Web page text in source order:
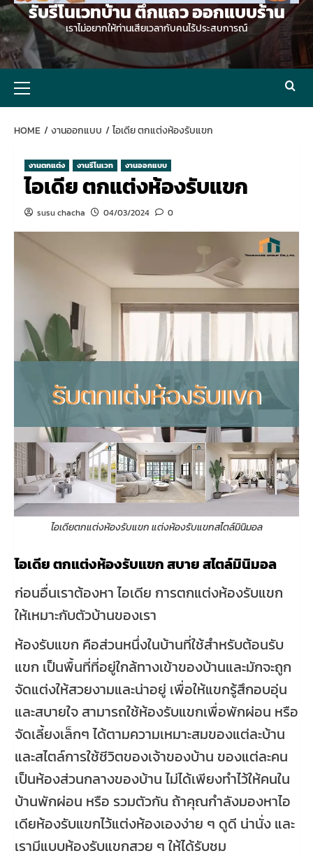
รับรีโนเวทบ้าน ตึกแถว ออกแบบร้าน
เราไม่อยากให้ท่านเสียเวลากับคนไร้ประสบการณ์
Menu
HOME งานออกแบบ ไอเดีย ตกแต่งห้องรับแขก
งานตกแต่ง งานรีโนเวท งานออกแบบ
ไอเดีย ตกแต่งห้องรับแขก
susu chacha 04/03/2024 0
ไอเดียตกแต่งห้องรับแขก แต่งห้องรับแขกสไตล์มินิมอล
ไอเดีย ตกแต่งห้องรับแขก สบาย สไตล์มินิมอล
ก่อนอื่นเราต้องหา ไอเดีย การตกแต่งห้องรับแขก
ให้เหมาะกับตัวบ้านของเรา
ห้องรับแขก คือส่วนหนึ่งในบ้านที่ใช้สำหรับต้อนรับ
แขก เป็นพื้นที่ที่อยู่ใกล้ทางเข้าของบ้านและมักจะถูก
จัดแต่งให้สวยงามและน่าอยู่ เพื่อให้แขกรู้สึกอบอุ่น
และสบายใจ สามารถใช้ห้องรับแขกเพื่อพักผ่อน หรือ
จัดเลี้ยงเล็กๆ ได้ตามความเหมาะสมของแต่ละบ้าน
และสไตล์การใช้ชีวิตของเจ้าของบ้าน ของแต่ละคน
เป็นห้องส่วนกลางของบ้าน ไม่ได้เพียงทำไว้ให้คนใน
บ้านพักผ่อน หรือ รวมตัวกัน ถ้าคุณกำลังมองหาไอ
เดียห้องรับแขกไว้แต่งห้องเองง่าย ๆ ดูดี น่านั่ง และ
เรามีแบบห้องรับแขกสวย ๆ ให้ได้รับชม